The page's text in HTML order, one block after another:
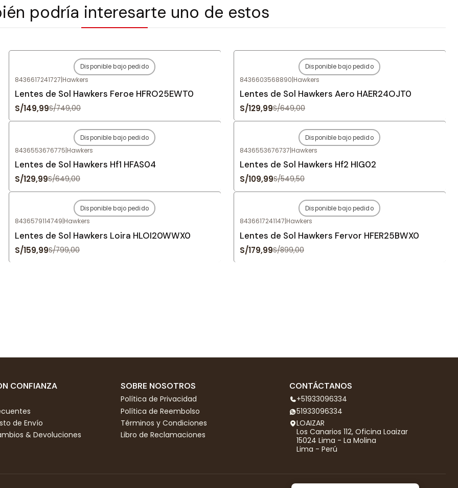
podría interesarte uno de estos
Agotado
Disponible bajo pedido
8436617241727|Hawkers
Lentes de Sol Hawkers Feroe HFRO25EWT0
S/149,99S/749,00
Agotado
Disponible bajo pedido
8436603568890|Hawkers
Lentes de Sol Hawkers Aero HAER24OJT0
S/129,99S/649,00
Agotado
Disponible bajo pedido
8436553676775|Hawkers
Lentes de Sol Hawkers Hf1 HFAS04
S/129,99S/649,00
Agotado
Disponible bajo pedido
8436553676737|Hawkers
Lentes de Sol Hawkers Hf2 HIG02
S/109,99S/549,50
Agotado
Disponible bajo pedido
8436579114749|Hawkers
Lentes de Sol Hawkers Loira HLOI20WWX0
S/159,99S/799,00
Agotado
Disponible bajo pedido
8436617241147|Hawkers
Lentes de Sol Hawkers Fervor HFER25BWX0
S/179,99S/899,00
CONFIANZA
de Envío
& Devoluciones
SOBRE NOSOTROS
Política de Privacidad
Política de Reembolso
Términos y Condiciones
Libro de Reclamaciones
CONTÁCTANOS
+51933096334
51933096334
LOAIZAR
Los Canarios 112, Oficina Loaizar
15024 Lima - La Molina
Lima - Perú